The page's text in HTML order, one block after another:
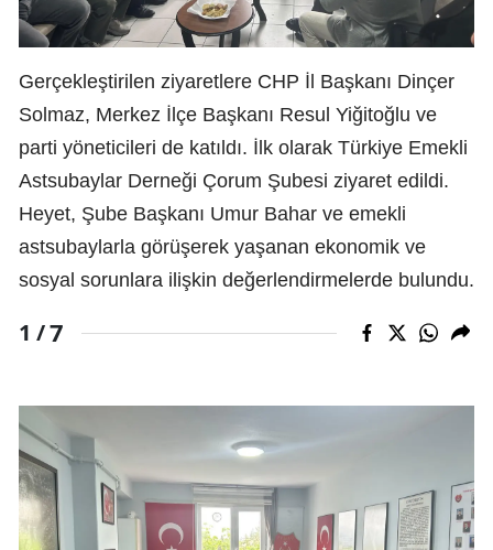
Gerçekleştirilen ziyaretlere CHP İl Başkanı Dinçer
Solmaz, Merkez İlçe Başkanı Resul Yiğitoğlu ve
parti yöneticileri de katıldı. İlk olarak Türkiye Emekli
Astsubaylar Derneği Çorum Şubesi ziyaret edildi.
Heyet, Şube Başkanı Umur Bahar ve emekli
astsubaylarla görüşerek yaşanan ekonomik ve
sosyal sorunlara ilişkin değerlendirmelerde bulundu.
1 /7